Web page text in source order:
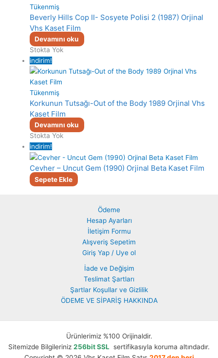
Tükenmiş
Beverly Hills Cop II- Sosyete Polisi 2 (1987) Orjinal
Vhs Kaset Film
Devamını oku
Stokta Yok
indirim!
Tükenmiş
Korkunun Tutsağı-Out of the Body 1989 Orjinal Vhs
Kaset Film
Devamını oku
Stokta Yok
indirim!
Cevher – Uncut Gem (1990) Orjinal Beta Kaset Film
Sepete Ekle
Ödeme
Hesap Ayarları
İletişim Formu
Alışveriş Sepetim
Giriş Yap / Uye ol
İade ve Değişim
Teslimat Şartları
Şartlar Koşullar ve Gizlilik
ÖDEME VE SİPARİŞ HAKKINDA
Ürünlerimiz %100 Orijinaldir.
Sitemizde Bilgileriniz 256bit SSL sertifikasıyla koruma altındadır.